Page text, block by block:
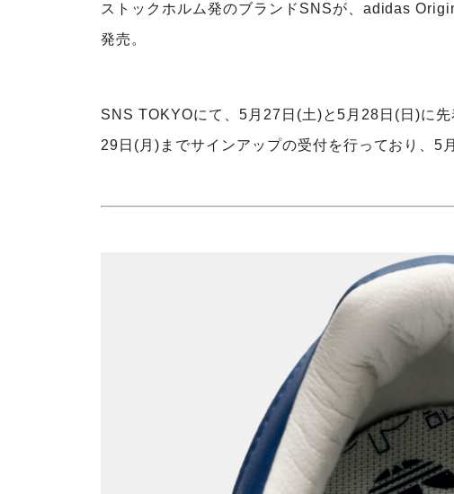
ストックホルム発のブランドSNSが、adidas
発売。
SNS TOKYOにて、5月27日(土)と5月28日(日)に
29日(月)までサインアップの受付を行っており、5